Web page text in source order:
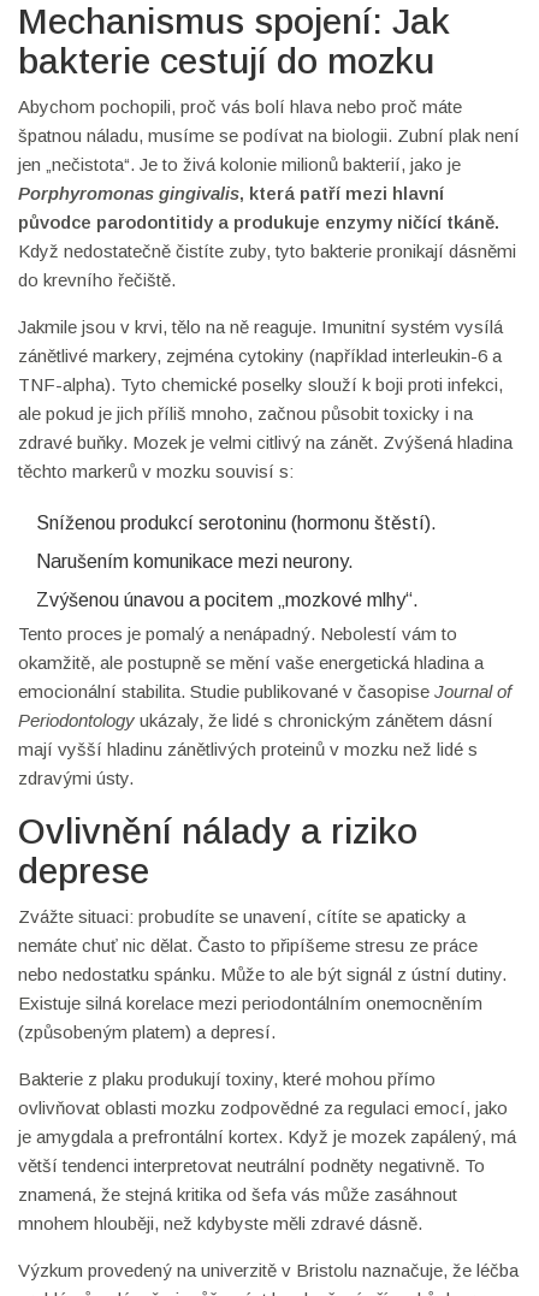
Mechanismus spojení: Jak
bakterie cestují do mozku
Abychom pochopili, proč vás bolí hlava nebo proč máte
špatnou náladu, musíme se podívat na biologii. Zubní plak není
jen „nečistota“. Je to živá kolonie milionů bakterií, jako je
Porphyromonas gingivalis, která patří mezi hlavní
původce parodontitidy a produkuje enzymy ničící tkáně.
Když nedostatečně čistíte zuby, tyto bakterie pronikají dásněmi
do krevního řečiště.
Jakmile jsou v krvi, tělo na ně reaguje. Imunitní systém vysílá
zánětlivé markery, zejména cytokiny (například interleukin-6 a
TNF-alpha). Tyto chemické poselky slouží k boji proti infekci,
ale pokud je jich příliš mnoho, začnou působit toxicky i na
zdravé buňky. Mozek je velmi citlivý na zánět. Zvýšená hladina
těchto markerů v mozku souvisí s:
Sníženou produkcí serotoninu (hormonu štěstí).
Narušením komunikace mezi neurony.
Zvýšenou únavou a pocitem „mozkové mlhy“.
Tento proces je pomalý a nenápadný. Nebolestí vám to
okamžitě, ale postupně se mění vaše energetická hladina a
emocionální stabilita. Studie publikované v časopise Journal of
Periodontology ukázaly, že lidé s chronickým zánětem dásní
mají vyšší hladinu zánětlivých proteinů v mozku než lidé s
zdravými ústy.
Ovlivnění nálady a riziko
deprese
Zvážte situaci: probudíte se unavení, cítíte se apaticky a
nemáte chuť nic dělat. Často to připíšeme stresu ze práce
nebo nedostatku spánku. Může to ale být signál z ústní dutiny.
Existuje silná korelace mezi periodontálním onemocněním
(způsobeným platem) a depresí.
Bakterie z plaku produkují toxiny, které mohou přímo
ovlivňovat oblasti mozku zodpovědné za regulaci emocí, jako
je amygdala a prefrontální kortex. Když je mozek zapálený, má
větší tendenci interpretovat neutrální podněty negativně. To
znamená, že stejná kritika od šefa vás může zasáhnout
mnohem hlouběji, než kdybyste měli zdravé dásně.
Výzkum provedený na univerzitě v Bristolu naznačuje, že léčba